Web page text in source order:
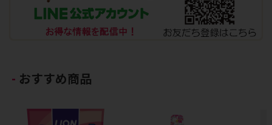
おすすめ商品